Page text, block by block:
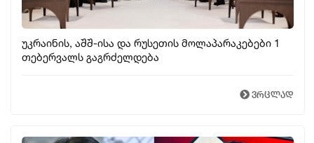
უკრაინის, აშშ-ისა და რუსეთის მოლაპარაკებები 1
თებერვალს გაგრძელდება
ვრცლად